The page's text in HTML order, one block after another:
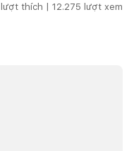
lượt thích | 12.275 lượt xem